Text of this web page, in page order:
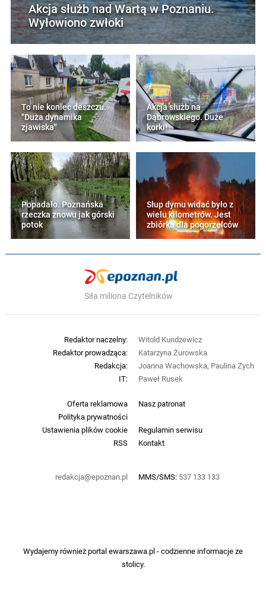
Akcja służb nad Wartą w Poznaniu.
Wyłowiono zwłoki
To nie koniec deszczu.
"Duża dynamika
zjawiska"
Akcja służb na
Dąbrowskiego. Duże
korki!
Popadało. Poznańska
rzeczka znowu jak górski
potok
Słup dymu widać było z
wielu kilometrów. Jest
zbiórka dla pogorzelców
Siła miliona Czytelników
Oferta reklamowa
Nasz patronat
Polityka prywatności
Ustawienia plików cookie
Regulamin serwisu
RSS
Kontakt
redakcja@epoznan.pl MMS/SMS: 537 133 133
Redaktor naczelny:
Witold Kundzewicz
Redaktor prowadząca:
Katarzyna Żurowska
Redakcja:
Joanna Wachowska, Paulina Zych
IT:
Paweł Rusek
Wydajemy również portalewarszawa.pl- codzienne informacje ze
stolicy.